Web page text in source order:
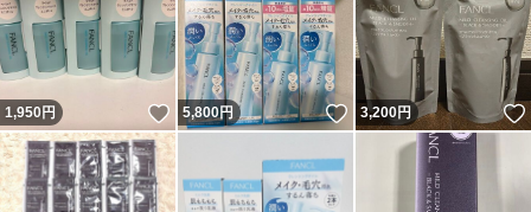
1,950円 いいね！
5,800円 いいね！
3,200円